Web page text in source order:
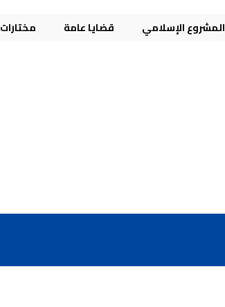
المشروع الإسلامي قضايا عامة مختارات